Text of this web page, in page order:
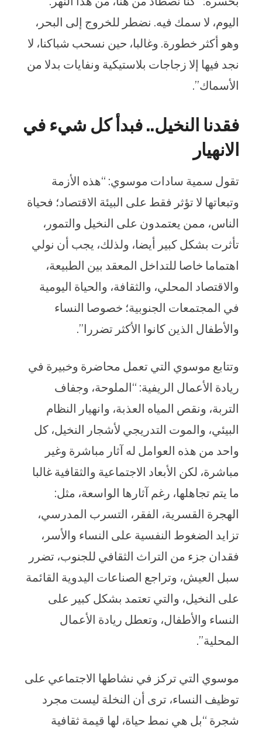
اليوم، لا سمك فيه. نضطر للخروج إلى البحر،
وهو أكثر خطورة. وغالبا، حين نسحب شباكنا، لا
نجد فيها إلا زجاجات بلاستيكية ونفايات بدلا من
الأسماك”.
فقدنا النخيل.. فبدأ كل شيء في
الانهيار
تقول سمية سادات موسوي: “هذه الأزمة
وتبعاتها لا تؤثر فقط على البيئة الاقتصاد؛ فحياة
الناس، ممن يعتمدون على النخيل والتمور،
تأثرت بشكل كبير أيضا، ولذلك، يجب أن نولي
اهتماما خاصا للتداخل المعقد بين الطبيعة،
والاقتصاد المحلي، والثقافة، والحياة اليومية
في المجتمعات الجنوبية؛ خصوصا النساء
والأطفال الذين كانوا الأكثر تضررا”.
وتتابع موسوي التي تعمل محاضرة وخبيرة في
ريادة الأعمال الريفية: “الملوحة، وجفاف
التربة، ونقص المياه العذبة، وانهيار النظام
البيئي، والموت التدريجي لأشجار النخيل، كل
واحد من هذه العوامل له آثار مباشرة وغير
مباشرة، لكن الأبعاد الاجتماعية والثقافية غالبا
ما يتم تجاهلها، رغم آثارها الواسعة، مثل:
الهجرة القسرية، الفقر، التسرب المدرسي،
تزايد الضغوط النفسية على النساء والأسر،
فقدان جزء من التراث الثقافي للجنوب، تضرر
سبل العيش، وتراجع الصناعات اليدوية القائمة
على النخيل، والتي تعتمد بشكل كبير على
النساء والأطفال، وتعطل ريادة الأعمال
المحلية”.
موسوي التي تركز في نشاطها الاجتماعي على
توظيف النساء، ترى أن النخلة ليست مجرد
شجرة “بل هي نمط حياة، لها قيمة ثقافية